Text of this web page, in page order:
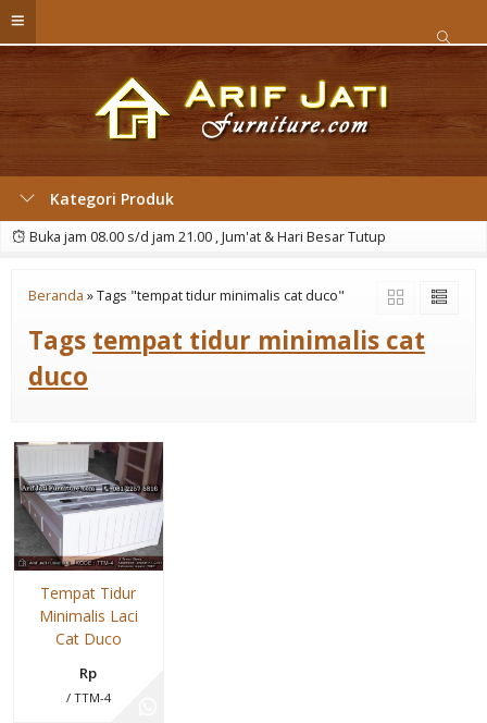
Kategori Produk
Buka jam 08.00 s/d jam 21.00 , Jum'at & Hari Besar Tutup
Beranda »Tags "tempat tidur minimalis cat duco"
Tags tempat tidur minimalis cat
duco
Tempat Tidur
Minimalis Laci
Cat Duco
Rp
/ TTM-4